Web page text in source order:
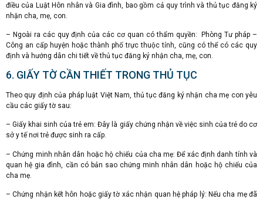
điều của Luật Hôn nhân và Gia đình, bao gồm cả quy trình và thủ tục đăng ký
nhận cha, mẹ, con.
– Ngoài ra các quy định của các cơ quan có thẩm quyền: Phòng Tư pháp –
Công an cấp huyện hoặc thành phố trực thuộc tỉnh, cũng có thể có các quy
định và hướng dẫn chi tiết về thủ tục đăng ký nhận cha, mẹ, con.
6. GIẤY TỜ CẦN THIẾT TRONG THỦ TỤC
Theo quy định của pháp luật Việt Nam, thủ tục đăng ký nhận cha mẹ con yêu
cầu các giấy tờ sau:
– Giấy khai sinh của trẻ em: Đây là giấy chứng nhận về việc sinh của trẻ do cơ
sở y tế nơi trẻ được sinh ra cấp.
– Chứng minh nhân dân hoặc hộ chiếu của cha mẹ: Để xác định danh tính và
quan hệ gia đình, cần có bản sao chứng minh nhân dân hoặc hộ chiếu của
cha mẹ.
– Chứng nhận kết hôn hoặc giấy tờ xác nhận quan hệ pháp lý: Nếu cha mẹ đã